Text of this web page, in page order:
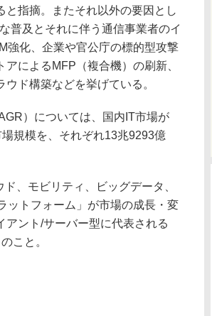
指摘。またそれ以外の要因とし
普及とそれに伴う通信事業者のイ
強化、企業や官公庁の標的型攻撃
によるMFP（複合機）の刷新、
ド構築などを挙げている。
）については、国内IT市場が
規模を、それぞれ13兆9293億
、モビリティ、ビッグデータ、
ットフォーム」が市場の成長・変
ント/サーバー型に代表される
こと。